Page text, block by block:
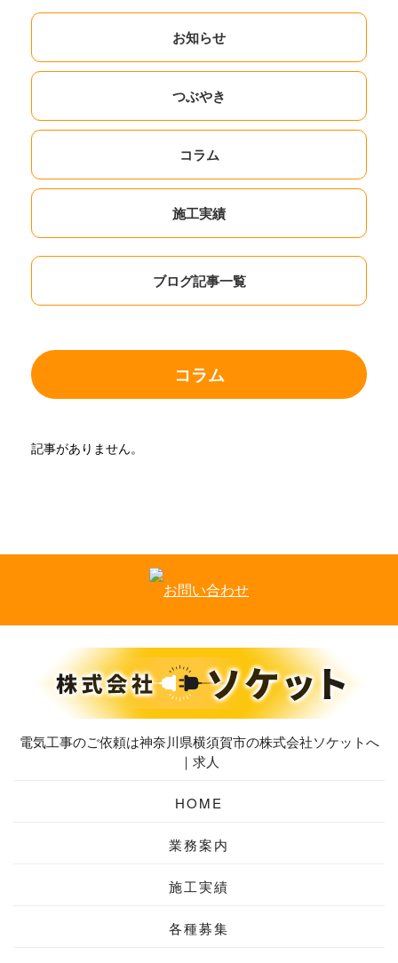
お知らせ
つぶやき
コラム
施工実績
ブログ記事一覧
コラム
記事がありません。
電気工事のご依頼は神奈川県横須賀市の株式会社ソケットへ
｜求人
HOME
業務案内
施工実績
各種募集